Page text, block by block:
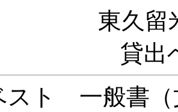
東久留
貸出
スト 一般書